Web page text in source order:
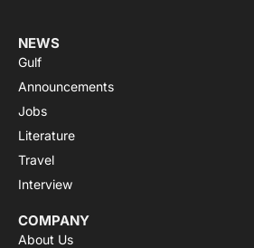
NEWS
Gulf
Announcements
Jobs
Literature
Travel
Interview
COMPANY
About Us